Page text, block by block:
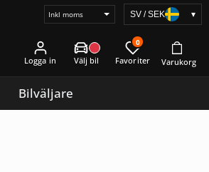
Välj
SV / SEK ▾
Logga in
0
Bilväljare